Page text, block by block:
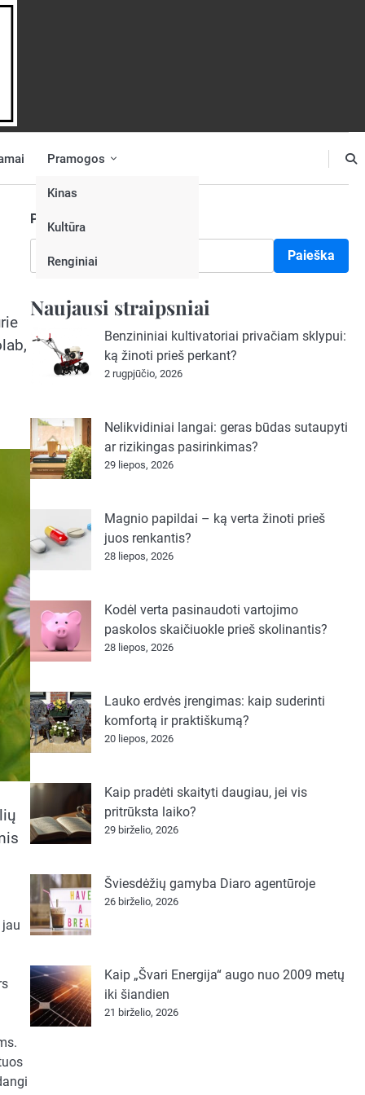
Pramogos
Kinas
Kultūra
Renginiai
Paieška
Paieška
Naujausi straipsniai
Benzininiai kultivatoriai privačiam sklypui:
ką žinoti prieš perkant?
2 rugpjūčio, 2026
Nelikvidiniai langai: geras būdas sutaupyti
ar rizikingas pasirinkimas?
29 liepos, 2026
Magnio papildai – ką verta žinoti prieš
juos renkantis?
28 liepos, 2026
Kodėl verta pasinaudoti vartojimo
paskolos skaičiuokle prieš skolinantis?
28 liepos, 2026
Lauko erdvės įrengimas: kaip suderinti
komfortą ir praktiškumą?
20 liepos, 2026
Kaip pradėti skaityti daugiau, jei vis
pritrūksta laiko?
29 birželio, 2026
Šviesdėžių gamyba Diaro agentūroje
26 birželio, 2026
Kaip „Švari Energija“ augo nuo 2009 metų
iki šiandien
21 birželio, 2026